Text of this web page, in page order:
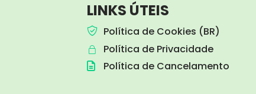
LINKS ÚTEIS
Política de Cookies (BR)
Política de Privacidade
Política de Cancelamento